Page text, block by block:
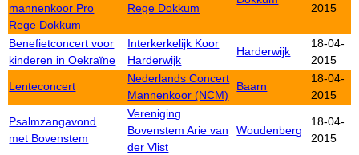
mannenkoor Pro
Rege Dokkum
Rege Dokkum
2015
Benefietconcert voor
kinderen in Oekraïne
Interkerkelijk Koor
Harderwijk
Harderwijk
18-04-
2015
Lenteconcert
Nederlands Concert
Mannenkoor (NCM)
Baarn
18-04-
2015
Psalmzangavond
met Bovenstem
Vereniging
Bovenstem Arie van
der Vlist
Woudenberg
18-04-
2015